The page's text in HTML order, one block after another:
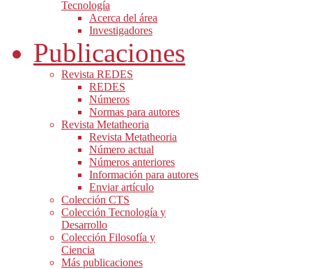
Tecnología
Acerca del área
Investigadores
Publicaciones
Revista REDES
REDES
Números
Normas para autores
Revista Metatheoria
Revista Metatheoria
Número actual
Números anteriores
Información para autores
Enviar artículo
Colección CTS
Colección Tecnología y
Desarrollo
Colección Filosofía y
Ciencia
Más publicaciones